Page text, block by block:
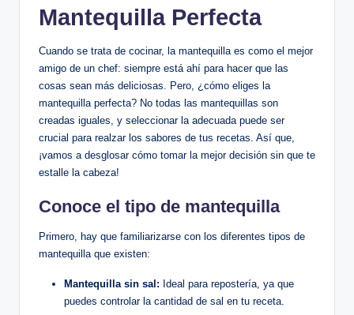
Mantequilla Perfecta
Cuando se trata de cocinar, la mantequilla es como el mejor
amigo de un chef: siempre está ahí para hacer que las
cosas sean más deliciosas. Pero, ¿cómo eliges la
mantequilla perfecta? No todas las mantequillas son
creadas iguales, y seleccionar la adecuada puede ser
crucial para realzar los sabores de tus recetas. Así que,
¡vamos a desglosar cómo tomar la mejor decisión sin que te
estalle la cabeza!
Conoce el tipo de mantequilla
Primero, hay que familiarizarse con los diferentes tipos de
mantequilla que existen:
Mantequilla sin sal: Ideal para repostería, ya que
puedes controlar la cantidad de sal en tu receta.